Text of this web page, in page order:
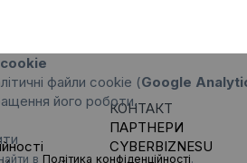
файли cookie (Google
його роботи.
в Політика конфіденційності.
КОНТАКТ
ПАРТНЕРИ
CYBERBIZNESU